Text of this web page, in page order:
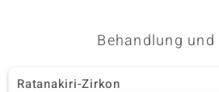
Behandlung und
Ratanakiri-Zirkon